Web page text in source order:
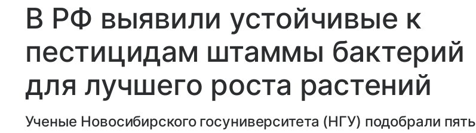
В РФ выявили устойчивые к
пестицидам штаммы бактерий
для лучшего роста растений
Ученые Новосибирского госуниверситета (НГУ) подобрали пять